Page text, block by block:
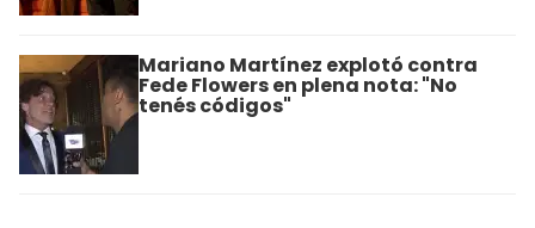
Mariano Martínez explotó contra
Fede Flowers en plena nota: "No
tenés códigos"